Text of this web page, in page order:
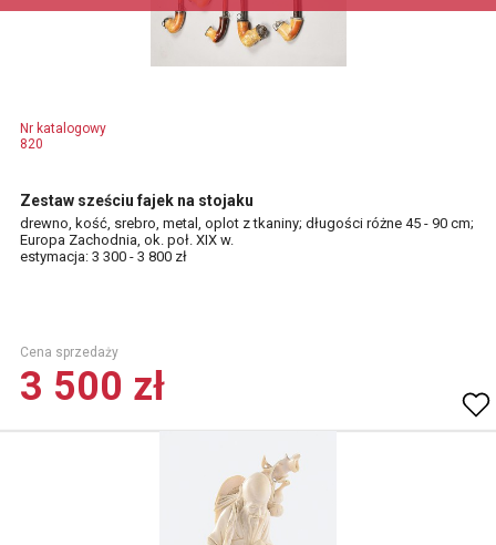
Nr katalogowy
820
Zestaw sześciu fajek na stojaku
drewno, kość, srebro, metal, oplot z tkaniny; długości różne 45 - 90 cm;
Europa Zachodnia, ok. poł. XIX w.
estymacja: 3 300 - 3 800 zł
Cena sprzedaży
3 500 zł